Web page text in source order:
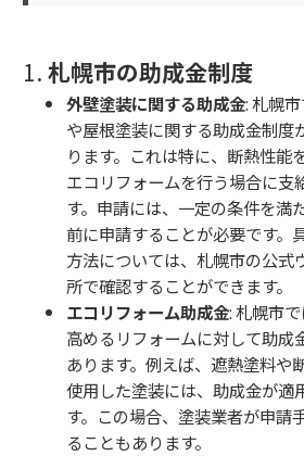
1. 札幌市の助成金制度
外壁塗装に関する助成金: 札幌
や屋根塗装に関する助成金制度
ります。これは特に、断熱性能
エコリフォームを行う場合に支
す。申請には、一定の条件を満
前に申請することが必要です。
方法については、札幌市の公式
所で確認することができます。
エコリフォーム助成金: 札幌市
高めるリフォームに対して助成
あります。例えば、遮熱塗料や
使用した塗装には、助成金が適
す。この場合、塗装業者が申請
ることもあります。